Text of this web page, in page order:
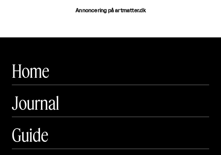
Annoncering på artmatter.dk
Home
Journal
Guide